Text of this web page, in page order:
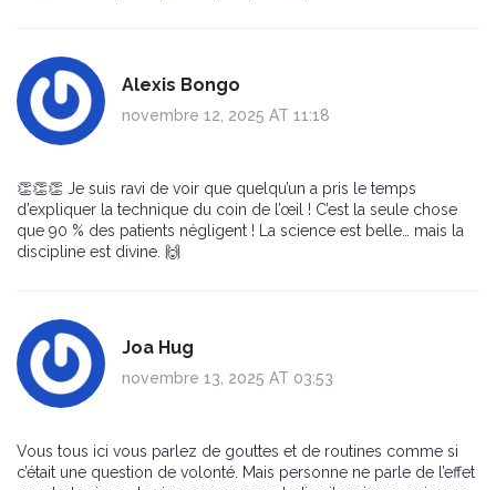
Alexis Bongo
novembre 12, 2025 AT 11:18
👏👏👏 Je suis ravi de voir que quelqu’un a pris le temps
d’expliquer la technique du coin de l’œil ! C’est la seule chose
que 90 % des patients négligent ! La science est belle… mais la
discipline est divine. 🙌
Joa Hug
novembre 13, 2025 AT 03:53
Vous tous ici vous parlez de gouttes et de routines comme si
c’était une question de volonté. Mais personne ne parle de l’effet